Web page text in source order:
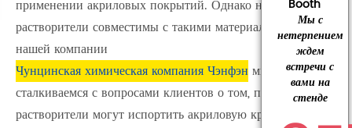
применении акриловых покрытий. Однако не все
растворители совместимы с такими материалами. В
нашей компании
Чунцинская химическая компания Чэнфэн мы часто
сталкиваемся с вопросами клиентов о том, почему
растворители могут испортить акриловую краску и как
Booth
Мы с
нетерпением
ждем
встречи с
вами на
стенде